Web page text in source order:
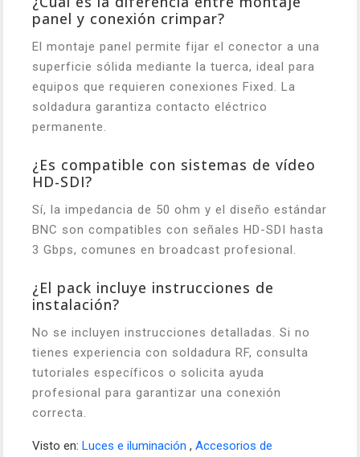
panel y conexión crimpar?
El montaje panel permite fijar el conector a una
superficie sólida mediante la tuerca, ideal para
equipos que requieren conexiones Fixed. La
soldadura garantiza contacto eléctrico
permanente.
¿Es compatible con sistemas de vídeo
HD-SDI?
Sí, la impedancia de 50 ohm y el diseño estándar
BNC son compatibles con señales HD-SDI hasta
3 Gbps, comunes en broadcast profesional.
¿El pack incluye instrucciones de
instalación?
No se incluyen instrucciones detalladas. Si no
tienes experiencia con soldadura RF, consulta
tutoriales específicos o solicita ayuda
profesional para garantizar una conexión
correcta.
Visto en: Luces e iluminación , Accesorios de